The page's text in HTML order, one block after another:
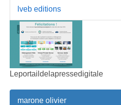
lveb editions
Leportaildelapressedigitale
marone olivier